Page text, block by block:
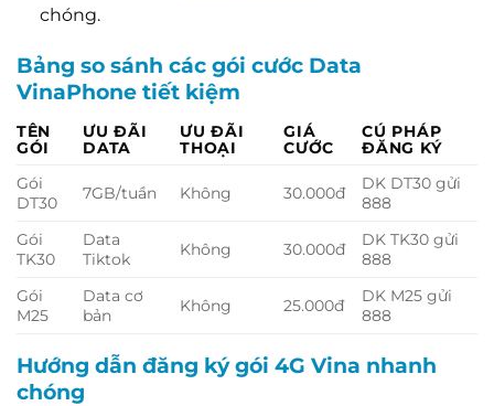
chóng.
Bảng so sánh các gói cước Data
VinaPhone tiết kiệm
TÊN
GÓI
ƯU ĐÃI
DATA
ƯU ĐÃI
THOẠI
GIÁ
CƯỚC
CÚ PHÁP
ĐĂNG KÝ
Gói
DT30
7GB/tuần Không 30.000đ
DK DT30 gửi
888
Gói
TK30
Data
Tiktok
Không 30.000đ
DK TK30 gửi
888
Gói
M25
Data cơ
bản
Không 25.000đ
DK M25 gửi
888
Hướng dẫn đăng ký gói 4G Vina nhanh
chóng